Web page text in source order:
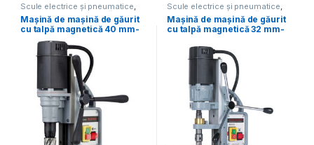
Scule electrice și pneumatice
Mașini de gaurit cu talpă
magnetică
Mașină de mașină de găurit
cu talpă magnetică 40 mm-
ECO.40S
Scule electrice și pneumatice
Mașini de gaurit cu talpă
magnetică
Mașină de mașină de găurit
cu talpă magnetică 32 mm-